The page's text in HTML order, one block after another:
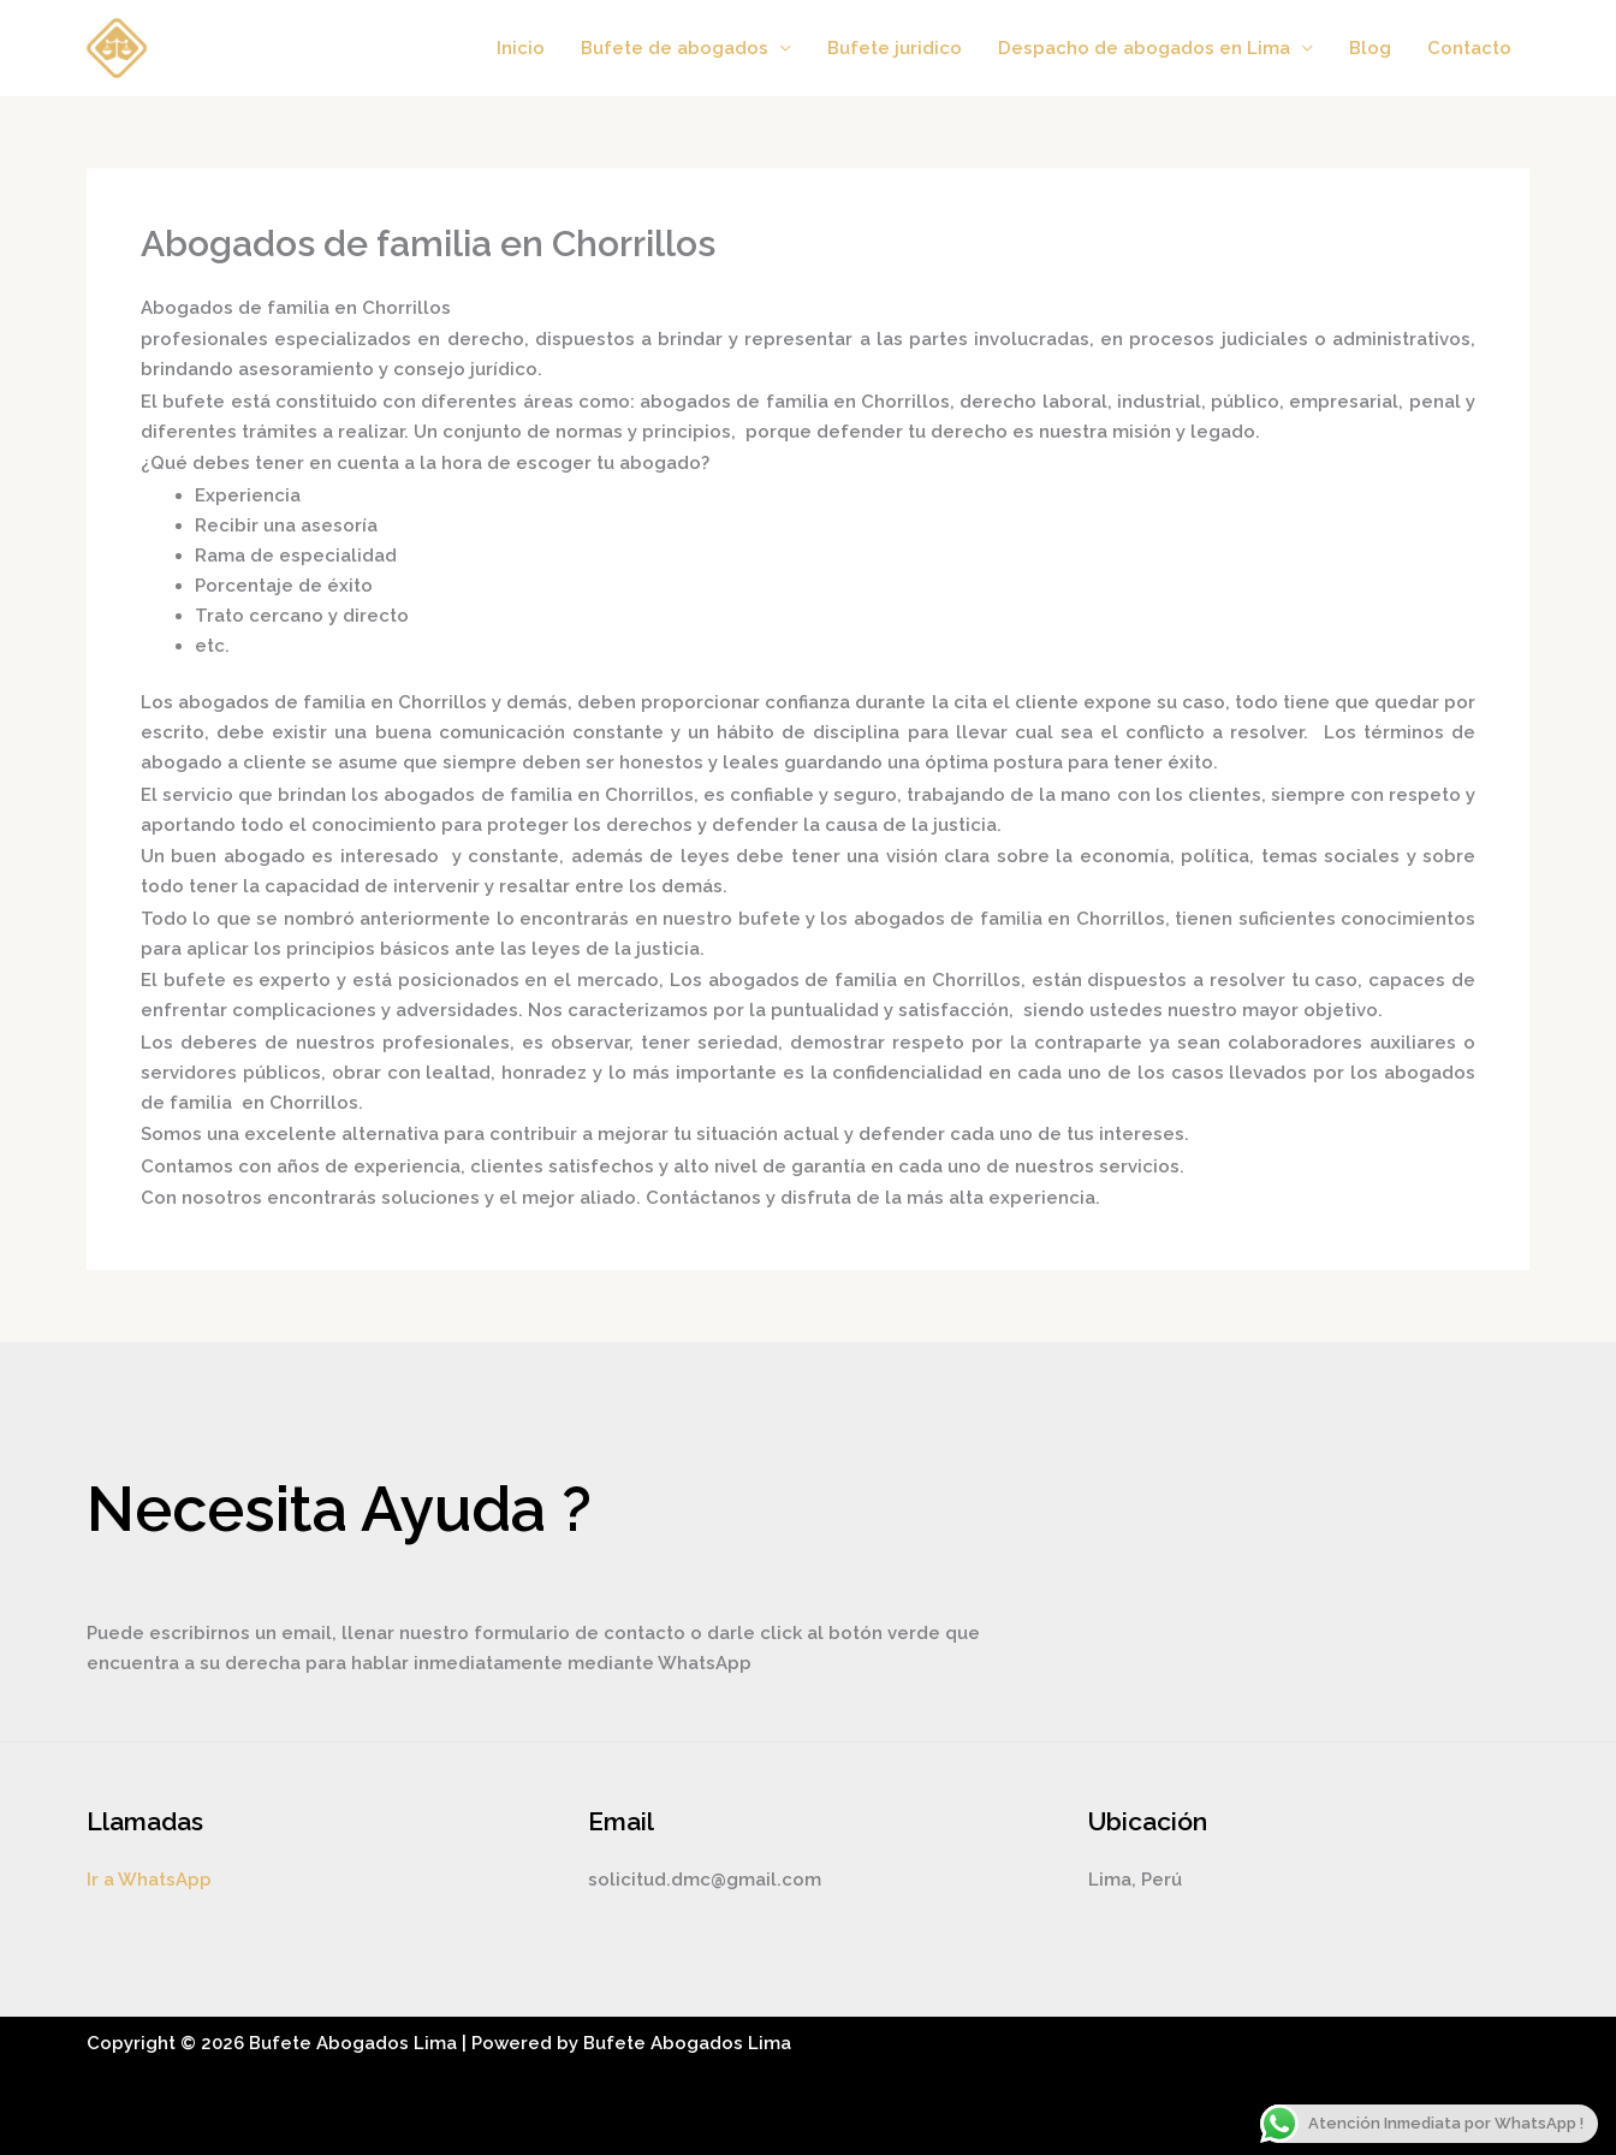
Inicio Bufete de abogados Bufete juridico Despacho de abogados en Lima Blog Contacto
Abogados de familia en Chorrillos
Abogados de familia en Chorrillos
profesionales especializados en derecho, dispuestos a brindar y representar a las partes involucradas, en procesos judiciales o administrativos,
brindando asesoramiento y consejo jurídico.
El bufete está constituido con diferentes áreas como: abogados de familia en Chorrillos, derecho laboral, industrial, público, empresarial, penal y
diferentes trámites a realizar. Un conjunto de normas y principios, porque defender tu derecho es nuestra misión y legado.
¿Qué debes tener en cuenta a la hora de escoger tu abogado?
Experiencia
Recibir una asesoría
Rama de especialidad
Porcentaje de éxito
Trato cercano y directo
etc.
Los abogados de familia en Chorrillosy demás, deben proporcionar confianza durante la cita el cliente expone su caso, todo tiene que quedar por
escrito, debe existir una buena comunicación constante y un hábito de disciplina para llevar cual sea el conflicto a resolver. Los términos de
abogado a cliente se asume que siempre deben ser honestos y leales guardando una óptima postura para tener éxito.
El servicio que brindan los abogados de familia en Chorrillos, es confiable y seguro, trabajando de la mano con los clientes, siempre con respeto y
aportando todo el conocimiento para proteger los derechos y defender la causa de la justicia.
Un buen abogado es interesado y constante, además de leyes debe tener una visión clara sobre la economía, política, temas sociales y sobre
todo tener la capacidad de intervenir y resaltar entre los demás.
Todo lo que se nombró anteriormente lo encontrarás en nuestro bufete y los abogados de familia en Chorrillos, tienen suficientes conocimientos
para aplicar los principios básicos ante las leyes de la justicia.
El bufete es experto y está posicionados en el mercado, Los abogados de familia en Chorrillos, están dispuestos a resolver tu caso, capaces de
enfrentar complicaciones y adversidades. Nos caracterizamos por la puntualidad y satisfacción, siendo ustedes nuestro mayor objetivo.
Los deberes de nuestros profesionales, es observar, tener seriedad, demostrar respeto por la contraparte ya sean colaboradores auxiliares o
servidores públicos, obrar con lealtad, honradez y lo más importante es la confidencialidad en cada uno de los casos llevados por los abogados
de familia en Chorrillos.
Somos una excelente alternativa para contribuir a mejorar tu situación actual y defender cada uno de tus intereses.
Contamos con años de experiencia, clientes satisfechos y alto nivel de garantía en cada uno de nuestros servicios.
Con nosotros encontrarás soluciones y el mejor aliado. Contáctanos y disfruta de la más alta experiencia.
Necesita Ayuda ?
Puede escribirnos un email, llenar nuestro formulario de contacto o darle click al botón verde que
encuentra a su derecha para hablar inmediatamente mediante WhatsApp
Llamadas
Ir a WhatsApp
Email
solicitud.dmc@gmail.com
Ubicación
Lima, Perú
Copyright © 2026 Bufete Abogados Lima | Powered by Bufete Abogados Lima
Atención Inmediata por WhatsApp !